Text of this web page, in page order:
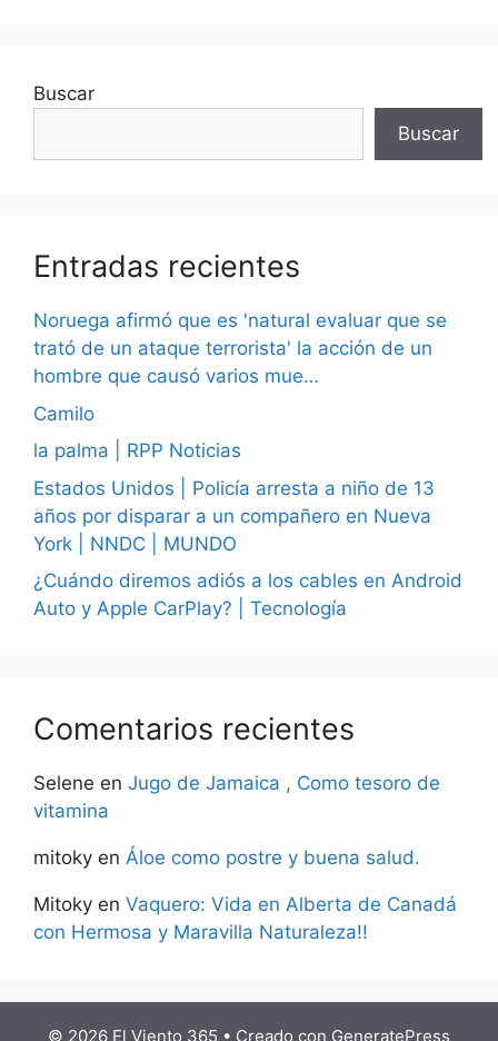
Buscar
Buscar
Entradas recientes
Noruega afirmó que es 'natural evaluar que se
trató de un ataque terrorista' la acción de un
hombre que causó varios mue…
Camilo
la palma | RPP Noticias
Estados Unidos | Policía arresta a niño de 13
años por disparar a un compañero en Nueva
York | NNDC | MUNDO
¿Cuándo diremos adiós a los cables en Android
Auto y Apple CarPlay? | Tecnología
Comentarios recientes
Selene en Jugo de Jamaica , Como tesoro de
vitamina
mitoky en Áloe como postre y buena salud.
Mitoky en Vaquero: Vida en Alberta de Canadá
con Hermosa y Maravilla Naturaleza!!
© 2026 El Viento 365 • Creado con GeneratePress